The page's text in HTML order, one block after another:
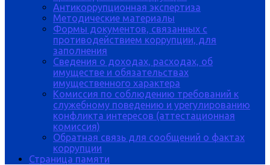
Антикоррупционная экспертиза
Методические материалы
Формы документов, связанных с
противодействием коррупции, для
заполнения
Сведения о доходах, расходах, об
имуществе и обязательствах
имущественного характера
Комиссия по соблюдению требований к
служебному поведению и урегулированию
конфликта интересов (аттестационная
комиссия)
Обратная связь для сообщений о фактах
коррупции
Страница памяти